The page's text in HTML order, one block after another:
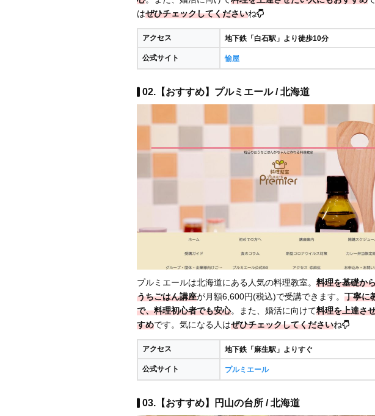
はぜひチェックしてくださいね
アクセス 地下鉄「白石駅」より徒歩10分
公式サイト 愉屋
02.【おすすめ】プルミエール / 北海道
プルミエールは北海道にある人気の料理教室。 料理を基礎か
うちごはん講座が月額6,600円(税込)で受講できます。 丁寧に
で、料理初心者でも安心。また、婚活に向けて料理を上達さ
すめです。気になる人はぜひチェックしてくださいね
アクセス 地下鉄「麻生駅」よりすぐ
公式サイト プルミエール
03.【おすすめ】円山の台所 / 北海道